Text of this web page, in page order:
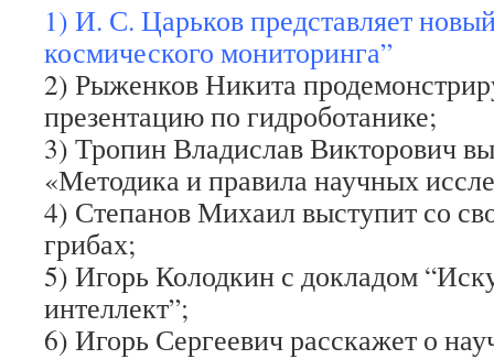
1) И. С. Царьков представляет
космического мониторинга”
2) Рыженков Никита
презентацию по гидроботанике;
3) Тропин Владислав Викторович
«Методика и правила научных
4) Степанов Михаил выступит со
грибах;
5) Игорь Колодкин с докладом
интеллект”;
6) Игорь Сергеевич расскажет о